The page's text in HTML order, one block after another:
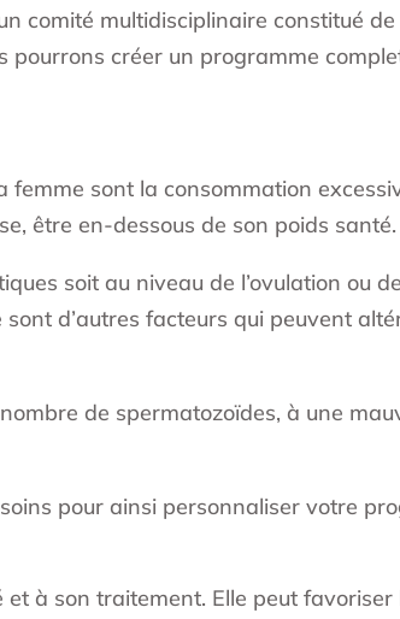
comité multidisciplinaire constitué
créer un programme
sont la consommation
être en-dessous de son poids santé.
soit au niveau de l’ovulation ou
d’autres facteurs qui peuvent
de spermatozoïdes, à une
pour ainsi personnaliser votre
à son traitement. Elle peut